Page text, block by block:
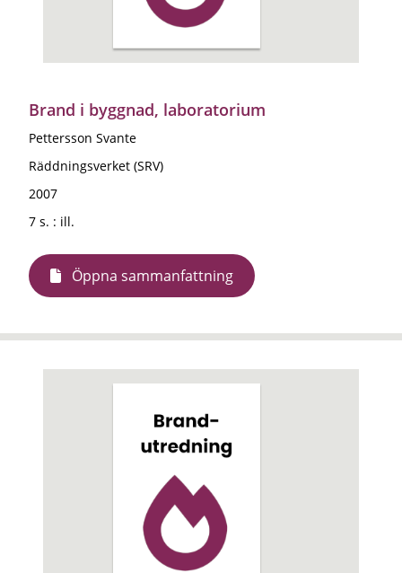
Brand i byggnad, laboratorium
Pettersson Svante
Räddningsverket (SRV)
2007
7 s. : ill.
Öppna sammanfattning